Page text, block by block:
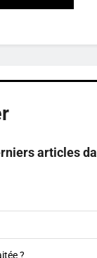
articles
?